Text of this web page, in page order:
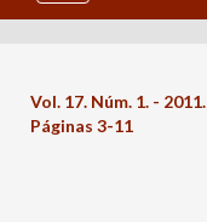
navigation
Vol. 17. Núm. 1. - 2011.
Páginas 3-11